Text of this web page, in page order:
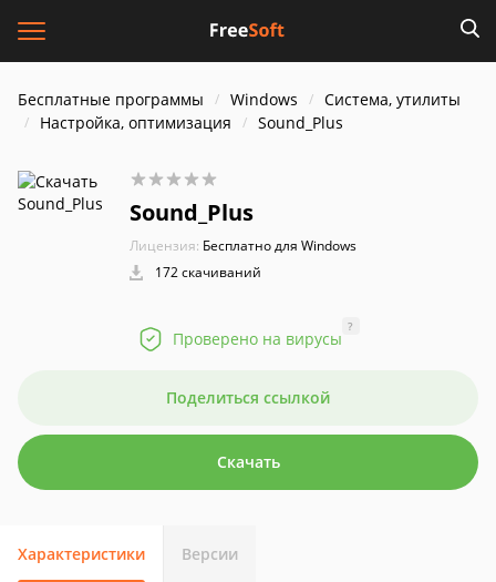
Бесплатные программы Windows
Система, утилиты
Настройка, оптимизация
Sound_Plus
Sound_Plus
Лицензия: Бесплатно для Windows
172 скачиваний
Проверено на вирусы
?
Поделиться ссылкой
Скачать
Характеристики Версии